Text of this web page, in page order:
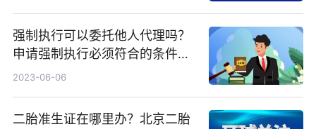
强制执行可以委托他人代理吗？
申请强制执行必须符合的条件是
什么？
2023-06-06
二胎准生证在哪里办？北京二胎